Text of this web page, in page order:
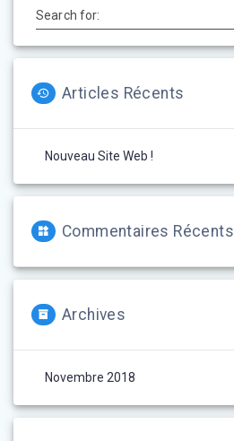
Search for:
Articles Récents
Nouveau Site Web !
Commentaires Récents
Archives
Novembre 2018